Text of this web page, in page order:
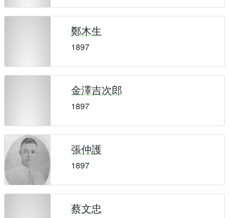
鄭木生
1897
金澤吉次郎
1897
張仲護
1897
蔡文忠